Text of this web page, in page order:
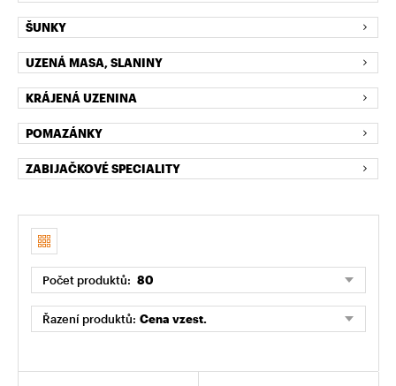
ŠUNKY
UZENÁ MASA, SLANINY
KRÁJENÁ UZENINA
POMAZÁNKY
ZABIJAČKOVÉ SPECIALITY
Počet produktů: 80
Řazení produktů: Cena vzest.